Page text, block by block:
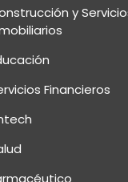
y
Financieros